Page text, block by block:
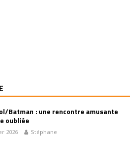
Batman : une rencontre amusante
oubliée
2026 Stéphane